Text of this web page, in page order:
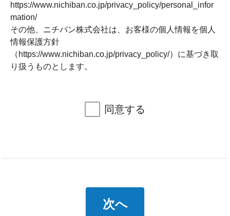
https://www.nichiban.co.jp/privacy_policy/personal_infor
mation/
その他、ニチバン株式会社は、お客様の個人情報を個人
情報保護方針
（https://www.nichiban.co.jp/privacy_policy/）に基づき取
り扱うものとします。
同意する
次へ